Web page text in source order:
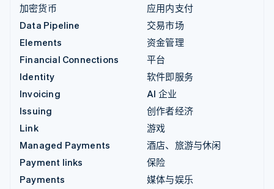
加密货币
Data Pipeline
Elements
Financial Connections
Identity
Invoicing
Issuing
Link
Managed Payments
Payment links
Payments
应用内支付
交易市场
资金管理
平台
软件即服务
AI 企业
创作者经济
游戏
酒店、旅游与休闲
保险
媒体与娱乐